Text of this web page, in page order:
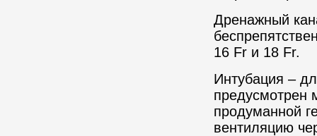
Дренажный
16 Fr и 18 Fr.
Интубация –
предусмотрен
продуманной
вентиляцию